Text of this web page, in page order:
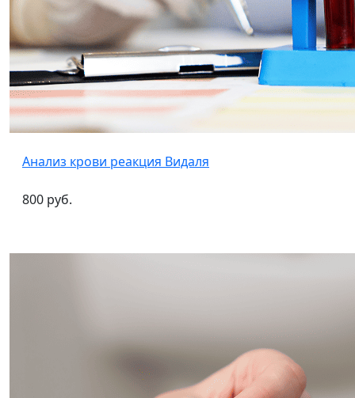
Анализ крови реакция Видаля
800 руб.